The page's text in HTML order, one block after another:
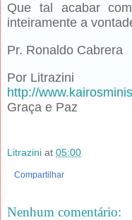
Que tal acabar
inteiramente a
Pr. Ronaldo Cabrera
Por Litrazini
http://
Graça e Paz
Litrazini at 05:00
Compartilhar
Nenhum comentário: